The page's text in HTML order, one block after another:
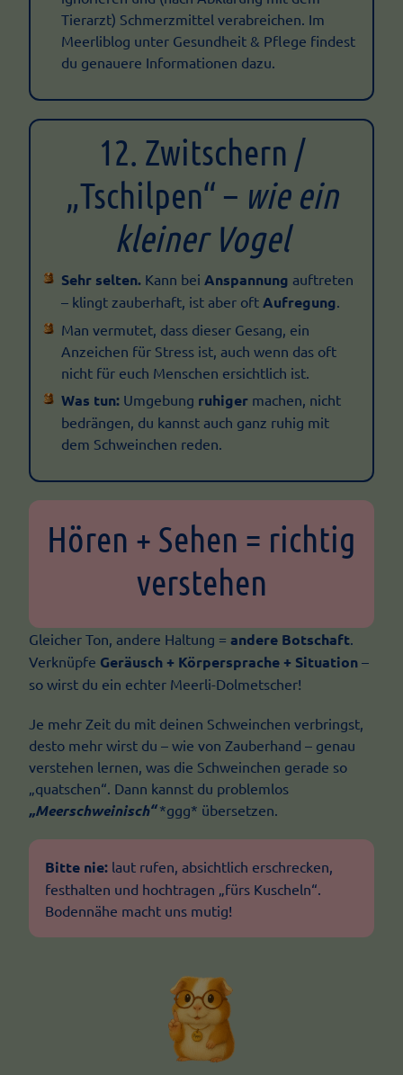
Tierarzt) Schmerzmittel verabreichen. Im
Meerliblog unter Gesundheit & Pflege findest
du genauere Informationen dazu.
12. Zwitschern /
„Tschilpen“ – wie ein
kleiner Vogel
Sehr selten. Kann bei Anspannung auftreten
– klingt zauberhaft, ist aber oft Aufregung
Man vermutet, dass dieser Gesang, ein
Anzeichen für Stress ist, auch wenn das oft
nicht für euch Menschen ersichtlich ist.
Was tun:Umgebung ruhigermachen, nicht
bedrängen, du kannst auch ganz ruhig mit
dem Schweinchen reden.
Hören + Sehen = richtig
verstehen
Gleicher Ton, andere Haltung = andere Botschaft.
Verknüpfe Geräusch + Körpersprache + Situation –
so wirst du ein echter Meerli-Dolmetscher!
Je mehr Zeit du mit deinen Schweinchen verbringst,
desto mehr wirst du – wie von Zauberhand – genau
verstehen lernen, was die Schweinchen gerade so
„quatschen“. Dann kannst du problemlos
„Meerschweinisch“*ggg* übersetzen.
Bitte nie: laut rufen, absichtlich erschrecken,
festhalten und hochtragen „fürs Kuscheln“.
Bodennähe macht uns mutig!